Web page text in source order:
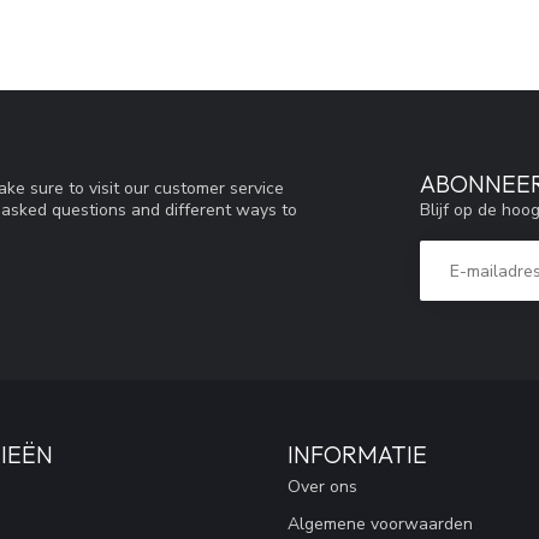
sure to visit our customer service
questions and different ways to
Blijf op de
INFORMATIE
Over ons
Algemene voorwaarden